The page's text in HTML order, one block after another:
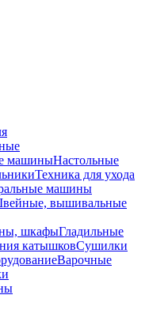
машиныНастольные
Техника для ухода
машины
вышивальные
шкафыГладильные
катышковСушилки
Варочные